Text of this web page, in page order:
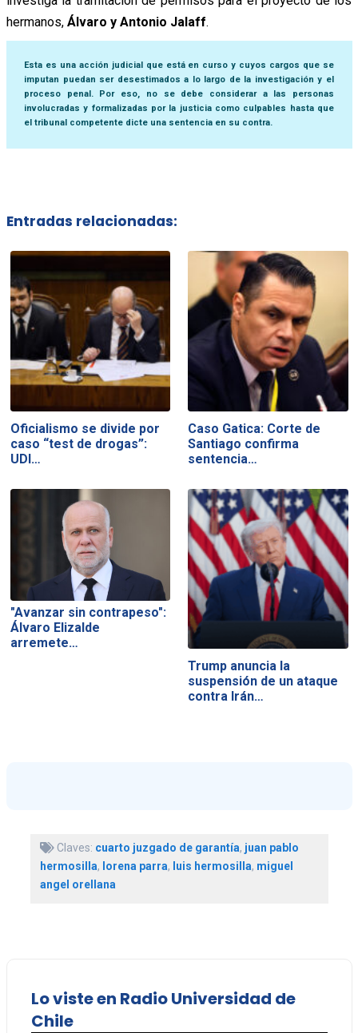
hermanos, Álvaro y Antonio Jalaff.
Esta es una acción judicial que está en curso y cuyos cargos que se
imputan puedan ser desestimados a lo largo de la investigación y el
proceso penal. Por eso, no se debe considerar a las personas
involucradas y formalizadas por la justicia como culpables hasta que
el tribunal competente dicte una sentencia en su contra.
Entradas relacionadas:
Oficialismo se divide por
caso “test de drogas”:
UDI…
Caso Gatica: Corte de
Santiago confirma
sentencia…
"Avanzar sin contrapeso":
Álvaro Elizalde
arremete…
Trump anuncia la
suspensión de un ataque
contra Irán…
Claves: cuarto juzgado de garantía, juan pablo
hermosilla, lorena parra, luis hermosilla, miguel
angel orellana
Lo viste en Radio Universidad de
Chile